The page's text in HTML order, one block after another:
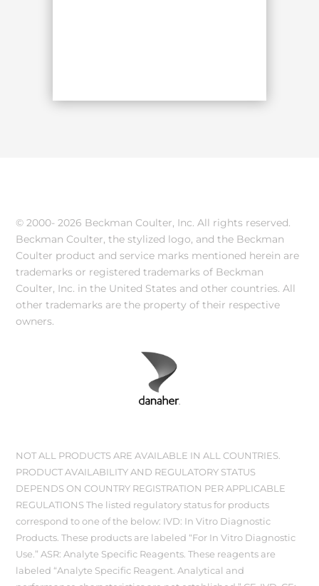
© 2000-2026 Beckman Coulter, Inc. All rights reserved.
Beckman Coulter, the stylized logo, and the Beckman
Coulter product and service marks mentioned herein are
trademarks or registered trademarks of Beckman
Coulter, Inc. in the United States and other countries. All
other trademarks are the property of their respective
owners.
NOT ALL PRODUCTS ARE AVAILABLE IN ALL COUNTRIES.
PRODUCT AVAILABILITY AND REGULATORY STATUS
DEPENDS ON COUNTRY REGISTRATION PER APPLICABLE
REGULATIONS The listed regulatory status for products
correspond to one of the below: IVD: In Vitro Diagnostic
Products. These products are labeled “For In Vitro Diagnostic
Use.” ASR: Analyte Specific Reagents. These reagents are
labeled “Analyte Specific Reagent. Analytical and